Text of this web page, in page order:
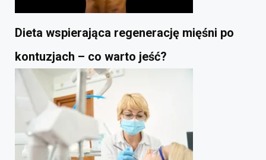
Dieta wspierająca regenerację mięśni po
kontuzjach – co warto jeść?